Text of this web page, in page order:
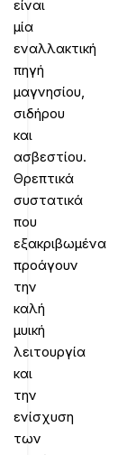
είναι
μία
εναλλακτική
πηγή
μαγνησίου,
σιδήρου
και
ασβεστίου.
Θρεπτικά
συστατικά
που
εξακριβωμένα
προάγουν
την
καλή
μυική
λειτουργία
και
την
ενίσχυση
των